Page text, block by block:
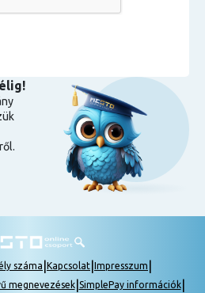
száma Kapcsolat Impresszum
megnevezések| SimplePay információk|